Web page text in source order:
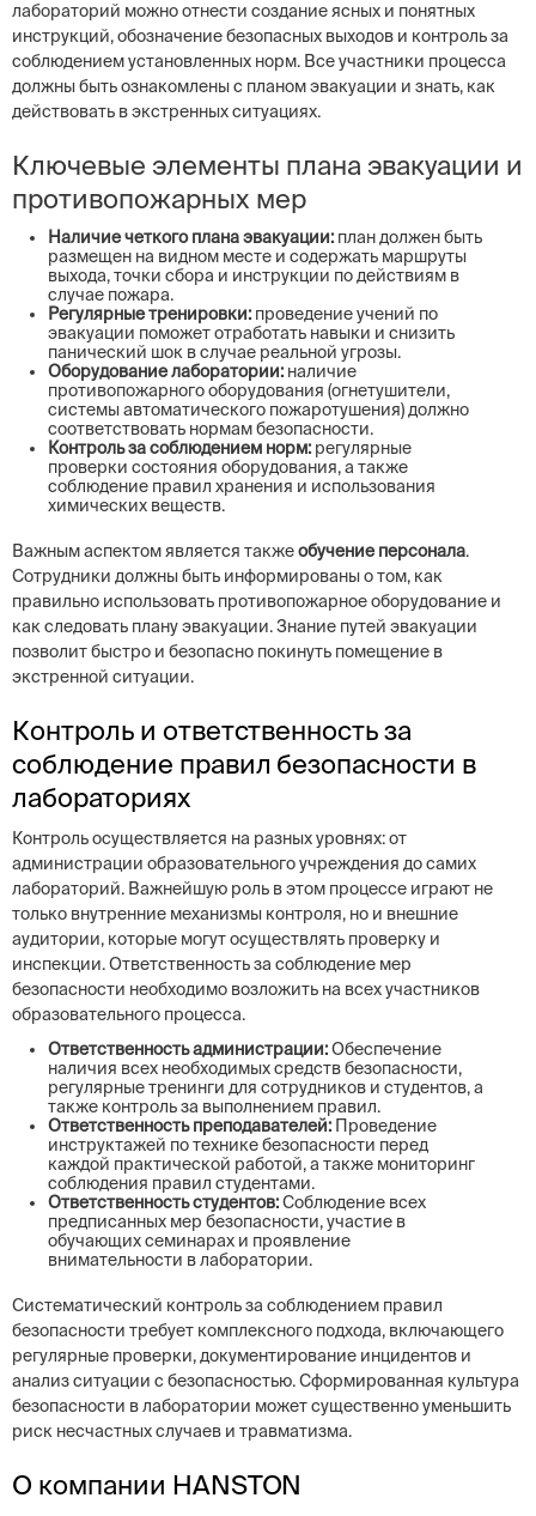
лабораторий можно отнести создание ясных и понятных
инструкций, обозначение безопасных выходов и контроль за
соблюдением установленных норм. Все участники процесса
должны быть ознакомлены с планом эвакуации и знать, как
действовать в экстренных ситуациях.
Ключевые элементы плана эвакуации и
противопожарных мер
Наличие четкого плана эвакуации: план должен быть
размещен на видном месте и содержать маршруты
выхода, точки сбора и инструкции по действиям в
случае пожара.
Регулярные тренировки: проведение учений по
эвакуации поможет отработать навыки и снизить
панический шок в случае реальной угрозы.
Оборудование лаборатории: наличие
противопожарного оборудования (огнетушители,
системы автоматического пожаротушения) должно
соответствовать нормам безопасности.
Контроль за соблюдением норм: регулярные
проверки состояния оборудования, а также
соблюдение правил хранения и использования
химических веществ.
Важным аспектом является такжеобучение персонала.
Сотрудники должны быть информированы о том, как
правильно использовать противопожарное оборудование и
как следовать плану эвакуации. Знание путей эвакуации
позволит быстро и безопасно покинуть помещение в
экстренной ситуации.
Контроль и ответственность за
соблюдение правил безопасности в
лабораториях
Контроль осуществляется на разных уровнях: от
администрации образовательного учреждения до самих
лабораторий. Важнейшую роль в этом процессе играют не
только внутренние механизмы контроля, но и внешние
аудитории, которые могут осуществлять проверку и
инспекции. Ответственность за соблюдение мер
безопасности необходимо возложить на всех участников
образовательного процесса.
Ответственность администрации:Обеспечение
наличия всех необходимых средств безопасности,
регулярные тренинги для сотрудников и студентов, а
также контроль за выполнением правил.
Ответственность преподавателей: Проведение
инструктажей по технике безопасности перед
каждой практической работой, а также мониторинг
соблюдения правил студентами.
Ответственность студентов:Соблюдение всех
предписанных мер безопасности, участие в
обучающих семинарах и проявление
внимательности в лаборатории.
Систематический контроль за соблюдением правил
безопасности требует комплексного подхода, включающего
регулярные проверки, документирование инцидентов и
анализ ситуации с безопасностью. Сформированная культура
безопасности в лаборатории может существенно уменьшить
риск несчастных случаев и травматизма.
О компании HANSTON